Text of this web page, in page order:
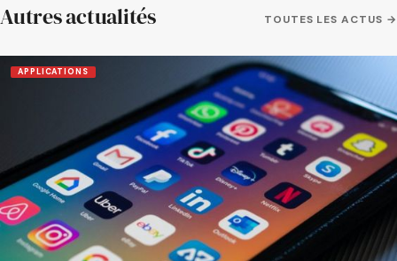
Autres actualités TOUTES LES ACTUS →
APPLICATIONS